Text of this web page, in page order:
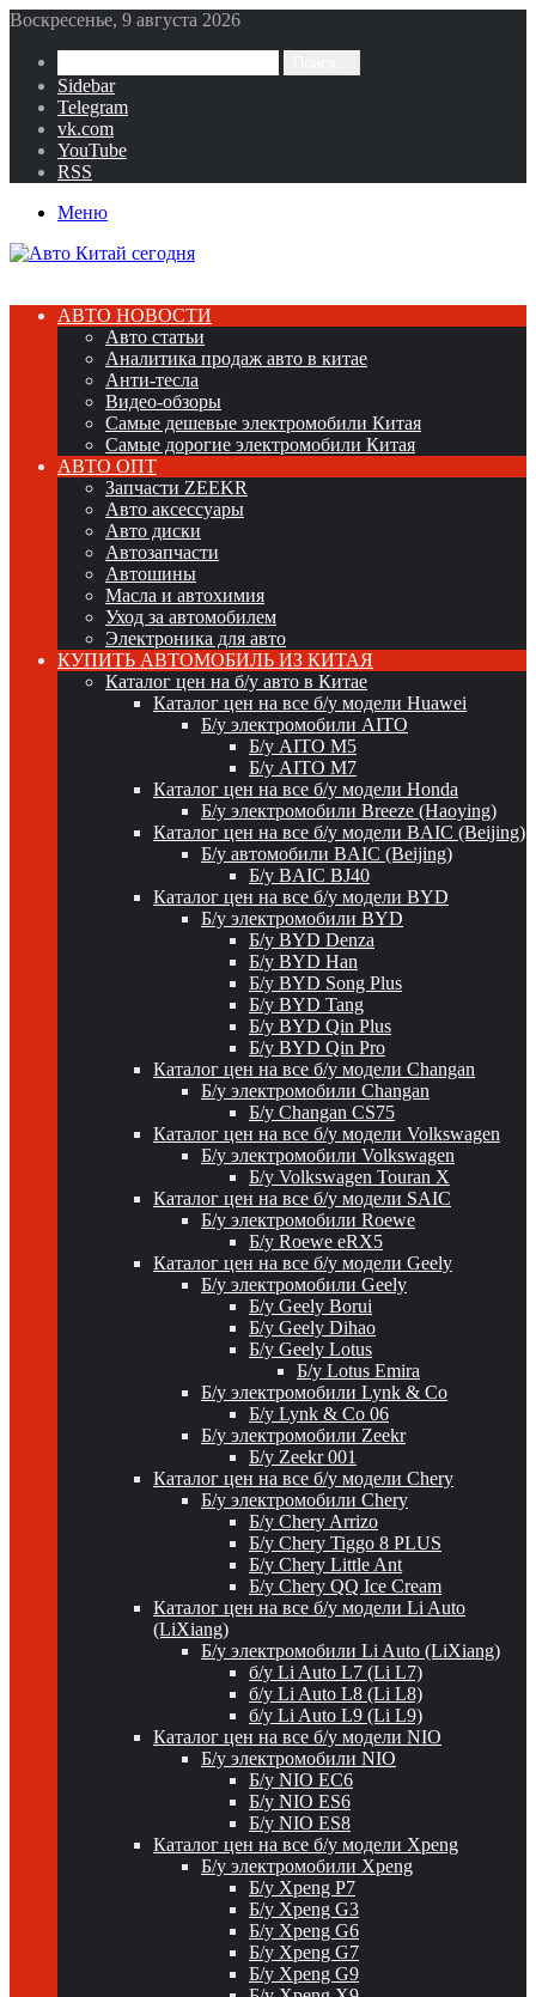
Воскресенье, 9 августа 2026
Sidebar
Telegram
vk.com
YouTube
RSS
Меню
АВТО НОВОСТИ
Авто статьи
Аналитика продаж авто в китае
Анти-тесла
Видео-обзоры
Самые дешевые электромобили Китая
Самые дорогие электромобили Китая
АВТО ОПТ
Запчасти ZEEKR
Авто аксессуары
Авто диски
Автозапчасти
Автошины
Масла и автохимия
Уход за автомобилем
Электроника для авто
КУПИТЬ АВТОМОБИЛЬ ИЗ КИТАЯ
Каталог цен на б/у авто в Китае
Каталог цен на все б/у модели Huawei
Б/у электромобили AITO
Б/у AITO M5
Б/у AITO M7
Каталог цен на все б/у модели Honda
Б/у электромобили Breeze (Haoying)
Каталог цен на все б/у модели BAIC (Beijing)
Б/у автомобили BAIC (Beijing)
Б/у BAIC BJ40
Каталог цен на все б/у модели BYD
Б/у электромобили BYD
Б/у BYD Denza
Б/у BYD Han
Б/у BYD Song Plus
Б/у BYD Tang
Б/у BYD Qin Plus
Б/у BYD Qin Pro
Каталог цен на все б/у модели Changan
Б/у электромобили Changan
Б/у Changan CS75
Каталог цен на все б/у модели Volkswagen
Б/у электромобили Volkswagen
Б/у Volkswagen Touran X
Каталог цен на все б/у модели SAIC
Б/у электромобили Roewe
Б/у Roewe eRX5
Каталог цен на все б/у модели Geely
Б/у электромобили Geely
Б/у Geely Borui
Б/у Geely Dihao
Б/у Geely Lotus
Б/у Lotus Emira
Б/у электромобили Lynk & Co
Б/у Lynk & Co 06
Б/у электромобили Zeekr
Б/у Zeekr 001
Каталог цен на все б/у модели Chery
Б/у электромобили Chery
Б/у Chery Arrizo
Б/у Chery Tiggo 8 PLUS
Б/у Chery Little Ant
Б/у Chery QQ Ice Cream
Каталог цен на все б/у модели Li Auto
(LiXiang)
Б/у электромобили Li Auto (LiXiang)
б/у Li Auto L7 (Li L7)
б/у Li Auto L8 (Li L8)
б/у Li Auto L9 (Li L9)
Каталог цен на все б/у модели NIO
Б/у электромобили NIO
Б/у NIO EC6
Б/у NIO ES6
Б/у NIO ES8
Каталог цен на все б/у модели Xpeng
Б/у электромобили Xpeng
Б/у Xpeng P7
Б/у Xpeng G3
Б/у Xpeng G6
Б/у Xpeng G7
Б/у Xpeng G9